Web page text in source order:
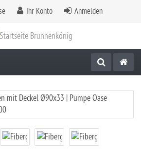
Ihr Konto Anmelden